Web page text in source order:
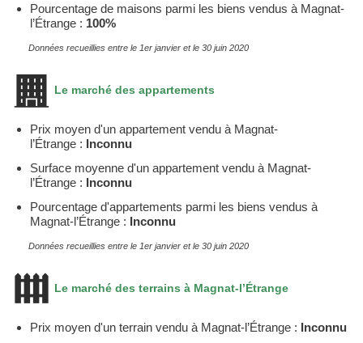
Pourcentage de maisons parmi les biens vendus à Magnat-
l’Étrange : 100%
Données recueillies entre le 1er janvier et le 30 juin 2020
Le marché des appartements
Prix moyen d'un appartement vendu à Magnat-
l’Étrange : Inconnu
Surface moyenne d'un appartement vendu à Magnat-
l’Étrange : Inconnu
Pourcentage d'appartements parmi les biens vendus à
Magnat-l’Étrange : Inconnu
Données recueillies entre le 1er janvier et le 30 juin 2020
Le marché des terrains à Magnat-l’Étrange
Prix moyen d'un terrain vendu à Magnat-l’Étrange : Inconnu